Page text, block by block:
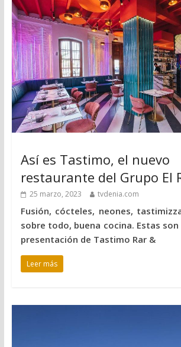
Así es Tastimo, el nuevo
restaurante del Grupo El
25 marzo, 2023 tvdenia.com
Fusión, cócteles, neones,
sobre todo, buena cocina. Estas
presentación de Tastimo Rar &
Leer más